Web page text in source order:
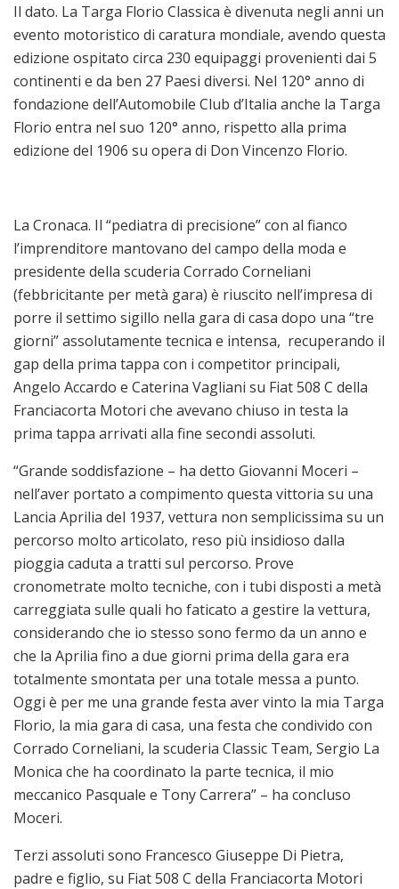
Il dato. La Targa Florio Classica è divenuta negli anni un
evento motoristico di caratura mondiale, avendo questa
edizione ospitato circa 230 equipaggi provenienti dai 5
continenti e da ben 27 Paesi diversi. Nel 120° anno di
fondazione dell’Automobile Club d’Italia anche la Targa
Florio entra nel suo 120° anno, rispetto alla prima
edizione del 1906 su opera di Don Vincenzo Florio.
La Cronaca. Il “pediatra di precisione” con al fianco
l’imprenditore mantovano del campo della moda e
presidente della scuderia Corrado Corneliani
(febbricitante per metà gara) è riuscito nell’impresa di
porre il settimo sigillo nella gara di casa dopo una “tre
giorni” assolutamente tecnica e intensa, recuperando il
gap della prima tappa con i competitor principali,
Angelo Accardo e Caterina Vagliani su Fiat 508 C della
Franciacorta Motori che avevano chiuso in testa la
prima tappa arrivati alla fine secondi assoluti.
“Grande soddisfazione – ha detto Giovanni Moceri –
nell’aver portato a compimento questa vittoria su una
Lancia Aprilia del 1937, vettura non semplicissima su un
percorso molto articolato, reso più insidioso dalla
pioggia caduta a tratti sul percorso. Prove
cronometrate molto tecniche, con i tubi disposti a metà
carreggiata sulle quali ho faticato a gestire la vettura,
considerando che io stesso sono fermo da un anno e
che la Aprilia fino a due giorni prima della gara era
totalmente smontata per una totale messa a punto.
Oggi è per me una grande festa aver vinto la mia Targa
Florio, la mia gara di casa, una festa che condivido con
Corrado Corneliani, la scuderia Classic Team, Sergio La
Monica che ha coordinato la parte tecnica, il mio
meccanico Pasquale e Tony Carrera” – ha concluso
Moceri.
Terzi assoluti sono Francesco Giuseppe Di Pietra,
padre e figlio, su Fiat 508 C della Franciacorta Motori